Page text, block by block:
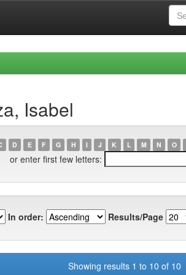
Isabel
D E F G H I J K L M N O
or enter first few letters:
In order: Results/Page
Showing results 1 to 10 of 10